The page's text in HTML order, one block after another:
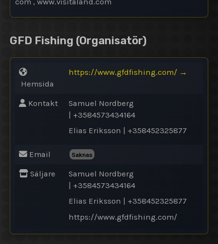
com , www.visitaland.com
GFD Fishing (Organisatör)
Hemsida
https://www.gfdfishing.com/ →
Kontakt
Samuel Nordberg
| +3584573434164
Elias Eriksson | +358452325877
Email Saknas
Säljare
Samuel Nordberg
| +3584573434164
Elias Eriksson | +358452325877
https://www.gfdfishing.com/